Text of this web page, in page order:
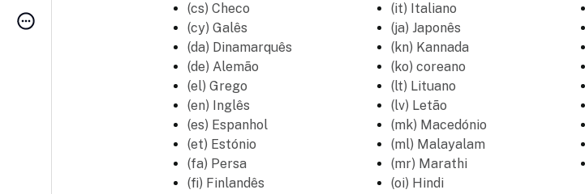
(cs) Checo
(cy) Galês
(da) Dinamarquês
(de) Alemão
(el) Grego
(en) Inglês
(es) Espanhol
(et) Estónio
(fa) Persa
(fi) Finlandês
(it) Italiano
(ja) Japonês
(kn) Kannada
(ko) coreano
(lt) Lituano
(lv) Letão
(mk) Macedónio
(ml) Malayalam
(mr) Marathi
(oi) Hindi